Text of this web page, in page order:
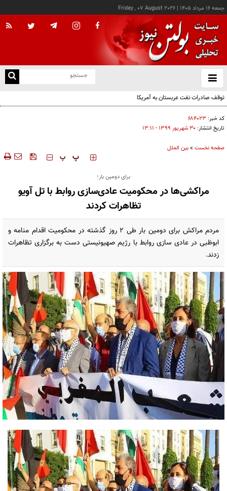
جمعه ۱۶ مرداد ۱۴۰۵ |
Friday , 07 August 2026
باز
و
توقف صادرات نفت عربستان به آمریکا
کد خبر: ۶۸۴۰۲۳
تاریخ انتشار: ۳۰ شهريور ۱۳۹۹ - ۱۳:۱۱
صفحه نخست »بین الملل
‍‍‍ پ پ
برای دومین بار؛
مراکشی‎‌ها در محکومیت عادی‌سازی روابط با تل آویو
تظاهرات کردند
مردم مراکش برای دومین بار طی ۲ روز گذشته در محکومیت اقدام منامه و
ابوظبی در عادی سازی روابط با رژیم صهیونیستی دست به برگزاری تظاهرات
زدند.